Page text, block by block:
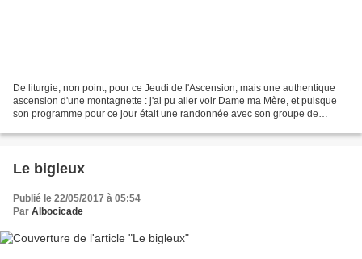
De liturgie, non point, pour ce Jeudi de l'Ascension, mais une authentique
ascension d'une montagnette : j'ai pu aller voir Dame ma Mère, et puisque
son programme pour ce jour était une randonnée avec son groupe de
Le bigleux
Publié le 22/05/2017 à 05:54
Par Albocicade